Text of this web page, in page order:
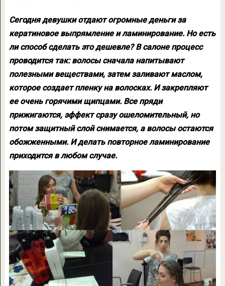
Сегодня девушки отдают огромные деньги за
кератиновое выпрямление и ламинирование. Но есть
ли способ сделать это дешевле? В салоне процесс
проводится так: волосы сначала напитывают
полезными веществами, затем заливают маслом,
которое создает пленку на волосках. И закрепляют
ее очень горячими щипцами. Все пряди
прижигаются, эффект сразу ошеломительный, но
потом защитный слой снимается, а волосы остаются
обожженными. И делать повторное ламинирование
приходится в любом случае.